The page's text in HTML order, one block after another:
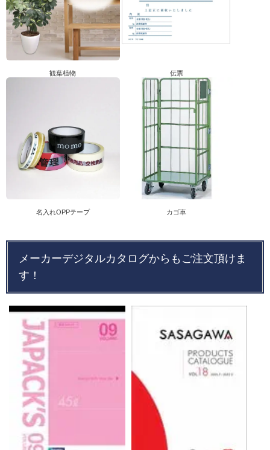
観葉植物 伝票
名入れOPPテープ カゴ車
メーカーデジタルカタログからもご注文頂けま
す！